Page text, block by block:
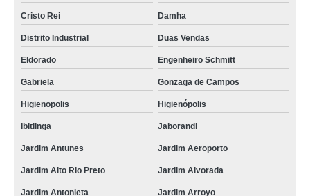
Cristo Rei Damha
Distrito Industrial Duas Vendas
Eldorado Engenheiro Schmitt
Gabriela Gonzaga de Campos
Higienopolis Higienópolis
Ibitiinga Jaborandi
Jardim Antunes Jardim Aeroporto
Jardim Alto Rio Preto Jardim Alvorada
Jardim Antonieta Jardim Arroyo